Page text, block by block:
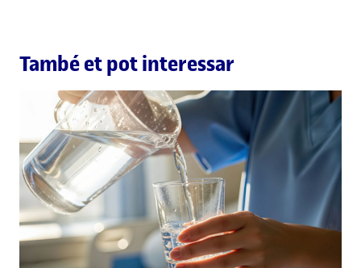
També et pot interessar